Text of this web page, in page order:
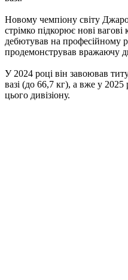
Новому чемпіону світу
стрімко підкорює нові
дебютував на професійному
продемонстрував вражаючу
У 2024 році він завоював
вазі (до 66,7 кг), а вже у
цього дивізіону.